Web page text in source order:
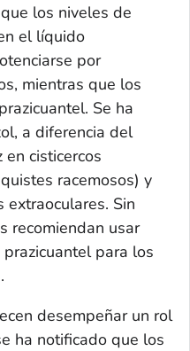
los niveles de
el líquido
por
mientras que los
Se ha
a diferencia del
cisticercos
racemosos) y
extraoculares. Sin
recomiendan usar
para los
desempeñar un rol
ha notificado que los